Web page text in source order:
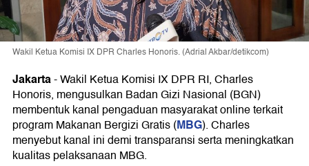
Wakil Ketua Komisi IX DPR Charles Honoris. (Adrial Akbar/detikcom)
Jakarta-Wakil Ketua Komisi IX DPR RI, Charles
Honoris, mengusulkan Badan Gizi Nasional (BGN)
membentuk kanal pengaduan masyarakat online terkait
program Makanan Bergizi Gratis (MBG). Charles
menyebut kanal ini demi transparansi serta meningkatkan
kualitas pelaksanaan MBG.